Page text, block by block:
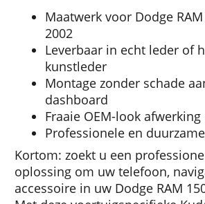
Maatwerk voor Dodge
2002
Leverbaar in echt leder of
kunstleder
Montage zonder schade
dashboard
Fraaie OEM-look afwerking
Professionele en
Kortom: zoekt u een
oplossing om uw telefoon,
accessoire in uw Dodge RAM